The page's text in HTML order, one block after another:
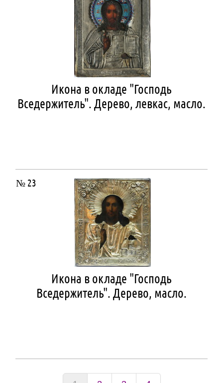
Икона в окладе "Господь
Вседержитель". Дерево, левкас, масло.
№ 23
Икона в окладе "Господь
Вседержитель". Дерево, масло.